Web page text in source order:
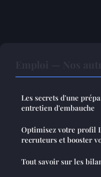
Les secrets d'une
entretien d'embauche
Optimisez votre profil
recruteurs et booster
Tout savoir sur les